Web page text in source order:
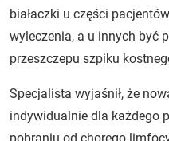
białaczki u części
wyleczenia, a u innych być
przeszczepu szpiku
Specjalista wyjaśnił, że
indywidualnie dla każdego
pobraniu od chorego